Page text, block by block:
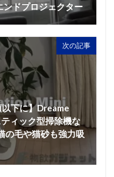
ンドプロジェクター
次の記事
以下に】Dreame
ィック型掃除機な
の毛や猫砂も強力吸